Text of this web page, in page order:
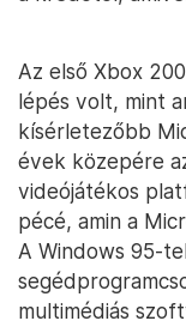
Az első Xbox
lépés volt, mint
kísérletezőbb
évek közepére
videójátékos
pécé, amin a
A Windows 95-
multimédiás